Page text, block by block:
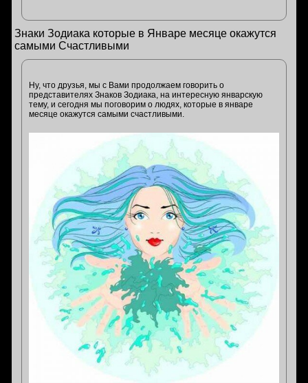
Знаки Зодиака которые в Январе месяце окажутся
самыми Счастливыми
Ну, что друзья, мы с Вами продолжаем говорить о
представителях Знаков Зодиака, на интересную январскую
тему, и сегодня мы поговорим о людях, которые в январе
месяце окажутся самыми счастливыми.